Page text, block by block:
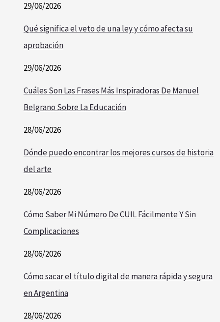
29/06/2026
Qué significa el veto de una ley y cómo afecta su
aprobación
29/06/2026
Cuáles Son Las Frases Más Inspiradoras De Manuel
Belgrano Sobre La Educación
28/06/2026
Dónde puedo encontrar los mejores cursos de historia
del arte
28/06/2026
Cómo Saber Mi Número De CUIL Fácilmente Y Sin
Complicaciones
28/06/2026
Cómo sacar el título digital de manera rápida y segura
en Argentina
28/06/2026